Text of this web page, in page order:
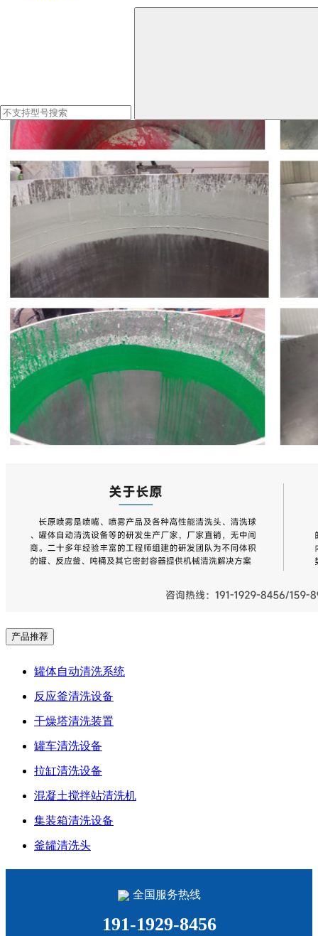
产品推荐
罐体自动清洗系统
反应釜清洗设备
干燥塔清洗装置
罐车清洗设备
拉缸清洗设备
混凝土搅拌站清洗机
集装箱清洗设备
釜罐清洗头
全国服务热线
191-1929-8456